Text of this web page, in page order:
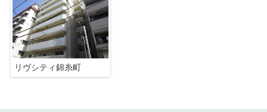
リヴシティ錦糸町